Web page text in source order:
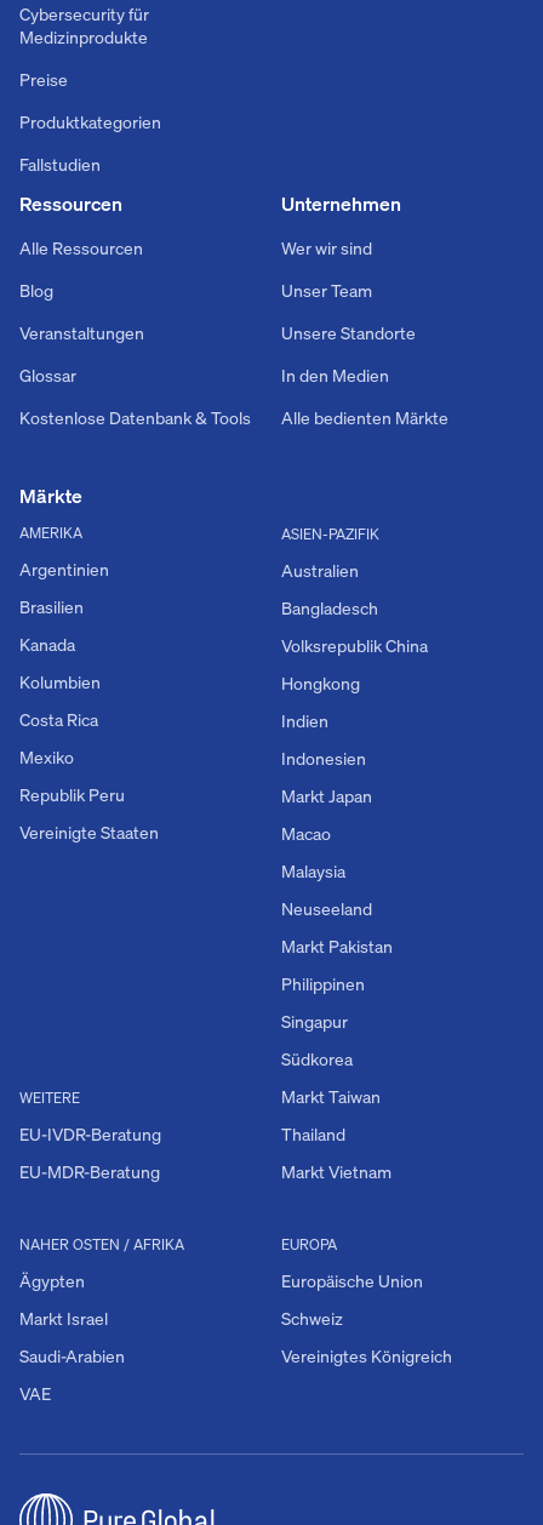
Cybersecurity für
Medizinprodukte
Preise
Produktkategorien
Fallstudien
Ressourcen
Alle Ressourcen
Blog
Veranstaltungen
Glossar
Kostenlose Datenbank & Tools
Unternehmen
Wer wir sind
Unser Team
Unsere Standorte
In den Medien
Alle bedienten Märkte
Märkte
AMERIKA
Argentinien
Brasilien
Kanada
Kolumbien
Costa Rica
Mexiko
Republik Peru
Vereinigte Staaten
WEITERE
EU-IVDR-Beratung
EU-MDR-Beratung
EUROPA
Europäische Union
Schweiz
Vereinigtes Königreich
NAHER OSTEN / AFRIKA
Ägypten
Markt Israel
Saudi-Arabien
VAE
ASIEN-PAZIFIK
Australien
Bangladesch
Volksrepublik China
Hongkong
Indien
Indonesien
Markt Japan
Macao
Malaysia
Neuseeland
Markt Pakistan
Philippinen
Singapur
Südkorea
Markt Taiwan
Thailand
Markt Vietnam